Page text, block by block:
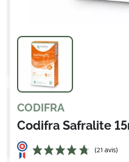
CODIFRA
Codifra Safralite